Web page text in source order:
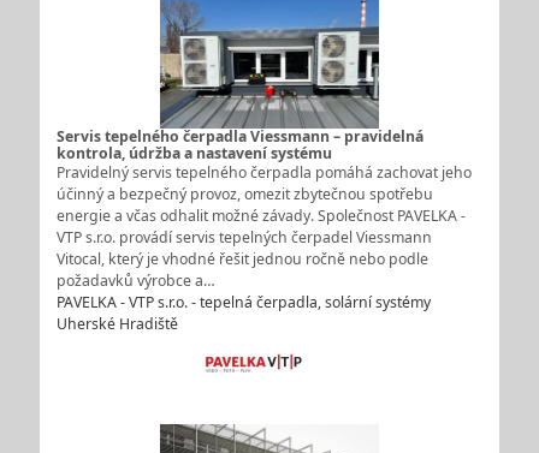
Servis tepelného čerpadla Viessmann – pravidelná
kontrola, údržba a nastavení systému
Pravidelný servis tepelného čerpadla pomáhá zachovat jeho
účinný a bezpečný provoz, omezit zbytečnou spotřebu
energie a včas odhalit možné závady. Společnost PAVELKA -
VTP s.r.o. provádí servis tepelných čerpadel Viessmann
Vitocal, který je vhodné řešit jednou ročně nebo podle
požadavků výrobce a…
PAVELKA - VTP s.r.o. - tepelná čerpadla, solární systémy
Uherské Hradiště